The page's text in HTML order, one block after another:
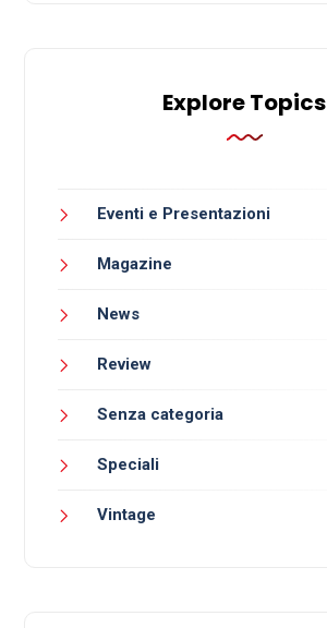
Explore Topics
Eventi e Presentazioni
Magazine
News
Review
Senza categoria
Speciali
Vintage